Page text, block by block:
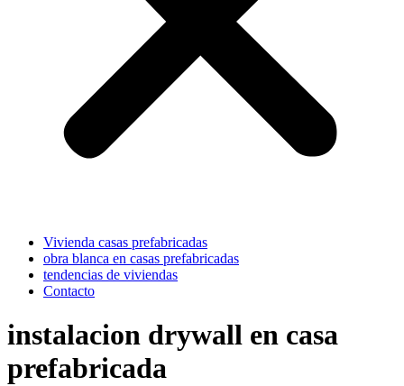
Vivienda casas prefabricadas
obra blanca en casas prefabricadas
tendencias de viviendas
Contacto
instalacion drywall en casa
prefabricada